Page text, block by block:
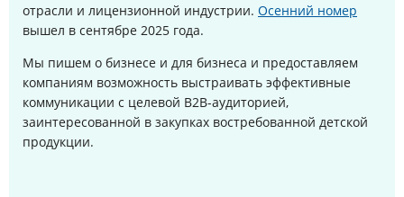
отрасли и лицензионной индустрии. Осенний номер
вышел в сентябре 2025 года.
Мы пишем о бизнесе и для бизнеса и предоставляем
компаниям возможность выстраивать эффективные
коммуникации с целевой B2B-аудиторией,
заинтересованной в закупках востребованной детской
продукции.